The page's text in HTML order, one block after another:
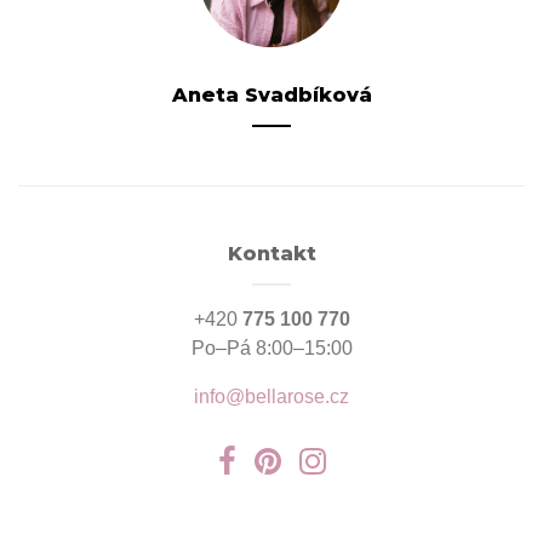
Aneta Svadbíková
Kontakt
+420 775 100 770
Po–Pá 8:00–15:00
info@bellarose.cz